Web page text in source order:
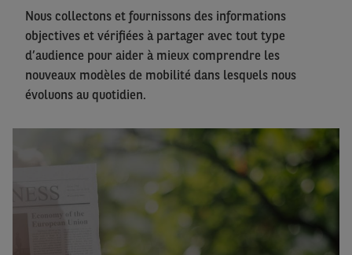
Nous collectons et fournissons des informations
objectives et vérifiées à partager avec tout type
d’audience pour aider à mieux comprendre les
nouveaux modèles de mobilité dans lesquels nous
évoluons au quotidien.